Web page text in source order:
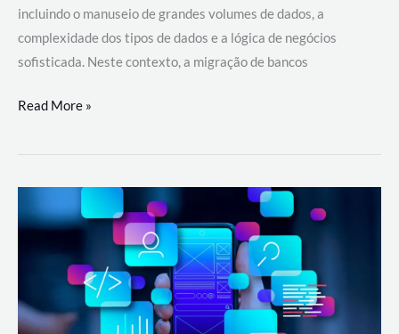
incluindo o manuseio de grandes volumes de dados, a
complexidade dos tipos de dados e a lógica de negócios
sofisticada. Neste contexto, a migração de bancos
Por
migrar
de
a
AWS?
Read More »